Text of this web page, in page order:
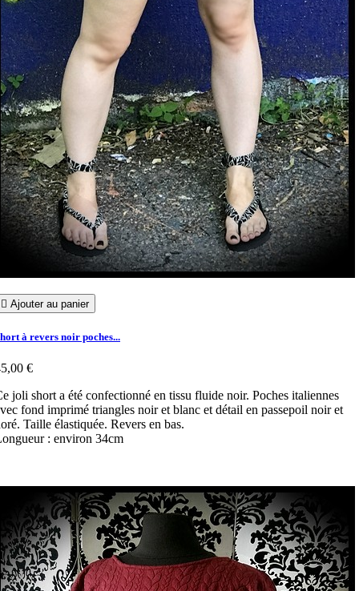
 Ajouter au panier
à revers noir poches...
€
joli short a été confectionné en tissu fluide noir. Poches italiennes
fond imprimé triangles noir et blanc et détail en passepoil noir et
Taille élastiquée. Revers en bas.
: environ 34cm